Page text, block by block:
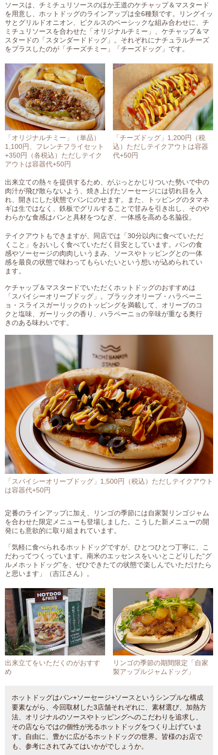
ソースは、チミチュリソースのほか王道のケチャップ＆マスタード
を用意し、ホットドッグのラインアップは全6種類です。リングイッ
サとグリルドオニオン、ピクルスのベーシックな組み合わせに、チ
ミチュリソースを合わせた「オリジナルチミー」、ケチャップ＆マ
スタードの「スタンダードドッグ」。それぞれにナチュラルチーズ
をプラスしたのが「チーズチミー」「チーズドッグ」です。
「オリジナルチミー」（単品）
1,100円、フレンチフライセット
+350円（各税込）ただしテイク
アウトは容器代+50円
「チーズドッグ」1,200円（税
込）ただしテイクアウトは容器
代+50円
出来立ての熱々を提供するため、がぶっとかじりついた勢いで中の
肉汁が飛び散らないよう、焼き上げたソーセージには切れ目を入
れ、開きにした状態でパンにのせます。また、トッピングのタマネ
ギは生ではなく、鉄板でグリルすることで甘みを引き出し、そのや
わらかな食感はパンと具材をつなぎ、一体感を高める名脇役。
「スパイシーオリーブドッグ」1,500円（税込）ただしテイクアウト
は容器代+50円
テイクアウトもできますが、同店では「30分以内に食べていただ
くこと」をおいしく食べていただく目安としています。パンの食
感やソーセージの肉肉しいうまみ、ソースやトッピングとの一体
感を最良の状態で味わってもらいたいという想いが込められてい
ます。
ケチャップ＆マスタードでいただくホットドッグのおすすめは
「スパイシーオリーブドッグ」。ブラックオリーブ・ハラペーニ
ョ・スライスガーリックのトッピングを満載して、オリーブのコ
クと塩味、ガーリックの香り、ハラペーニョの辛味が重なる奥行
きのある味わいです。
定番のラインアップに加え、リンゴの季節には自家製リンゴジャム
を合わせた限定メニューも登場しました。こうした新メニューの開
発にも意欲的に取り組まれています。
「気軽に食べられるホットドッグですが、ひとつひとつ丁寧に、こ
だわってつくっています。南米のエッセンスをいいとこどりした“グ
ルメホットドッグ”を、ぜひできたての状態で楽しんでいただけたら
と思います」（吉江さん）。
出来立てをいただくのがおすす
め
リンゴの季節の期間限定「自家
製アップルジャムドッグ」
ホットドッグはパン+ソーセージ+ソースというシンプルな構成
要素ながら、今回取材した3店舗それぞれに、素材選び、加熱方
法、オリジナルのソースやトッピングへのこだわりを追求し、
その店ならではの個性が光るホットドッグをつくり上げていま
す。自由に、豊かに広がるホットドッグの世界。皆様のお店で
も、参考にされてみてはいかがでしょうか。